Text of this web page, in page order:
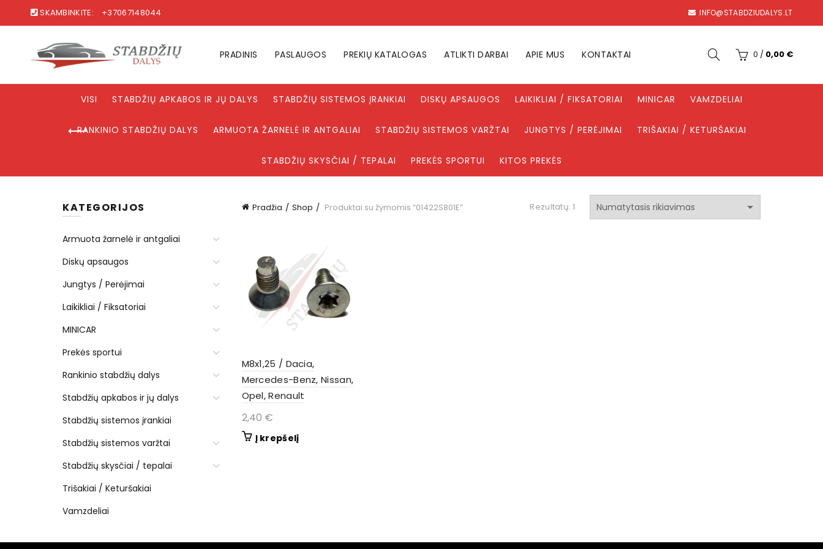
SKAMBINKITE: +37067148044 INFO@STABDZIUDALYS.LT
PRADINIS PASLAUGOS PREKIŲ KATALOGAS ATLIKTI DARBAI APIE MUS KONTAKTAI 0 / 0,00 €
VISI STABDŽIŲ APKABOS IR JŲ DALYS STABDŽIŲ SISTEMOS ĮRANKIAI DISKŲ APSAUGOS LAIKIKLIAI / FIKSATORIAI MINICAR VAMZDELIAI
RANKINIO STABDŽIŲ DALYS ARMUOTA ŽARNELĖ IR ANTGALIAI STABDŽIŲ SISTEMOS VARŽTAI JUNGTYS / PERĖJIMAI TRIŠAKIAI / KETURŠAKIAI
STABDŽIŲ SKYSČIAI / TEPALAI PREKĖS SPORTUI KITOS PREKĖS
Pradžia Shop Produktai su žymomis “01422S801E” Rezultatų: 1
M8x1,25 / Dacia,
Mercedes-Benz, Nissan,
Opel, Renault
2,40 €
Į krepšelį
KATEGORIJOS
Armuota žarnelė ir antgaliai
Diskų apsaugos
Jungtys / Perėjimai
Laikikliai / Fiksatoriai
MINICAR
Prekės sportui
Rankinio stabdžių dalys
Stabdžių apkabos ir jų dalys
Stabdžių sistemos įrankiai
Stabdžių sistemos varžtai
Stabdžių skysčiai / tepalai
Trišakiai / Keturšakiai
Vamzdeliai